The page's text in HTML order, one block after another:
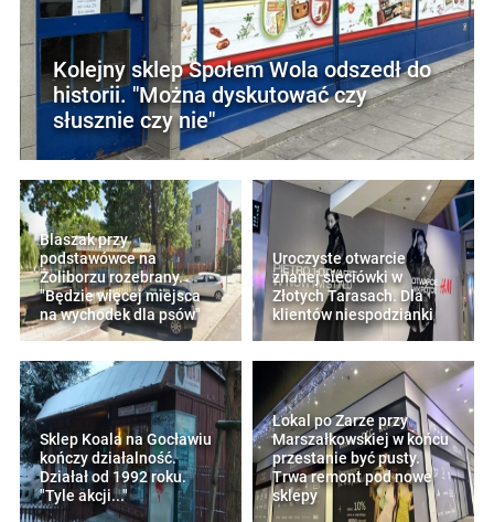
Kolejny sklep Społem Wola odszedł do
historii. "Można dyskutować czy
słusznie czy nie"
Blaszak przy
podstawówce na
Żoliborzu rozebrany.
"Będzie więcej miejsca
na wychodek dla psów"
Uroczyste otwarcie
znanej sieciówki w
Złotych Tarasach. Dla
klientów niespodzianki
Sklep Koala na Gocławiu
kończy działalność.
Działał od 1992 roku.
"Tyle akcji..."
Lokal po Zarze przy
Marszałkowskiej w końcu
przestanie być pusty.
Trwa remont pod nowe
sklepy